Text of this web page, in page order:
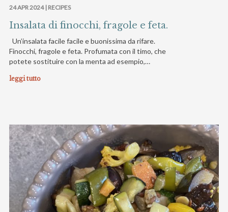
24 APR 2024 | RECIPES
Insalata di finocchi, fragole e feta.
Un’insalata facile facile e buonissima da rifare.
Finocchi, fragole e feta. Profumata con il timo, che
potete sostituire con la menta ad esempio,…
leggi tutto